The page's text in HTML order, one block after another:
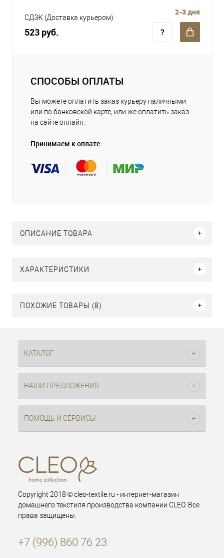
СДЭК (Доставка курьером)
523 руб.
2-3 дня
СПОСОБЫ ОПЛАТЫ
Вы можете оплатить заказ курьеру наличными
или по банковской карте, или же оплатить заказ
на сайте онлайн.
Принимаем к оплате
ОПИСАНИЕ ТОВАРА
ХАРАКТЕРИСТИКИ
ПОХОЖИЕ ТОВАРЫ (8)
КАТАЛОГ
НАШИ ПРЕДЛОЖЕНИЯ
ПОМОЩЬ И СЕРВИСЫ
Copyright 2018 © cleo-textile.ru - интернет-магазин
домашнего текстиля производства компании CLEO. Все
права защищены.
+7 (996) 860 76 23